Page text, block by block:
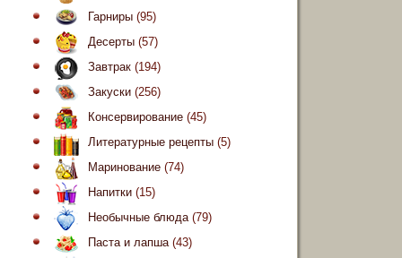
Гарниры (95)
Десерты (57)
Завтрак (194)
Закуски (256)
Консервирование (45)
Литературные рецепты (5)
Маринование (74)
Напитки (15)
Необычные блюда(79)
Паста и лапша(43)